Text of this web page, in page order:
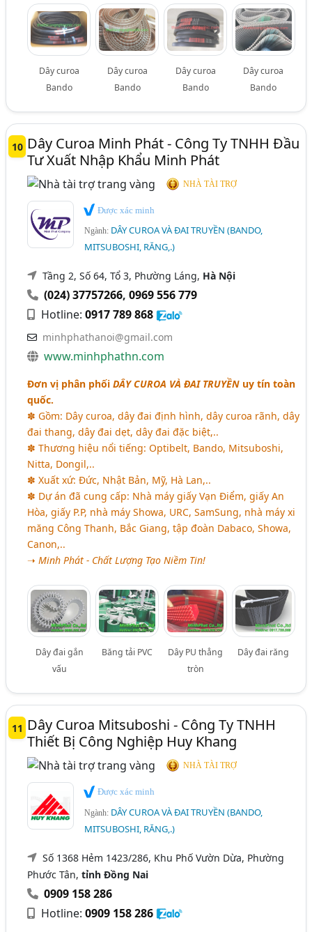
Dây curoa
Bando
Dây curoa
Bando
Dây curoa
Bando
Dây curoa
Bando
10 Dây Curoa Minh Phát - Công Ty TNHH Đầu
Tư Xuất Nhập Khẩu Minh Phát
NHÀ TÀI TRỢ
Được xác minh
Ngành: DÂY CUROA VÀ ĐAI TRUYỀN (BANDO,
MITSUBOSHI, RĂNG,.)
Tầng 2, Số 64, Tổ 3, Phường Láng, Hà Nội
(024) 37757266,0969 556 779
Hotline:0917 789 868
minhphathanoi@gmail.com
www.minhphathn.com
Đơn vị phân phốiDÂY CUROA VÀ ĐAI TRUYỀN uy tín toàn
quốc.
✽ Gồm: Dây curoa, dây đai định hình, dây curoa rãnh, dây
đai thang, dây đai dẹt, dây đai đặc biệt,..
✽ Thương hiệu nổi tiếng: Optibelt, Bando, Mitsuboshi,
Nitta, Dongil,..
✽ Xuất xứ: Đức, Nhật Bản, Mỹ, Hà Lan,..
✽ Dự án đã cung cấp: Nhà máy giấy Vạn Điểm, giấy An
Hòa, giấy P.P, nhà máy Showa, URC, SamSung, nhà máy xi
măng Công Thanh, Bắc Giang, tập đoàn Dabaco, Showa,
Canon,..
➝Minh Phát - Chất Lượng Tạo Niềm Tin!
Dây đai gắn
vấu
Băng tải PVC
Dây PU thẳng
tròn
Dây đai răng
11 Dây Curoa Mitsuboshi - Công Ty TNHH
Thiết Bị Công Nghiệp Huy Khang
NHÀ TÀI TRỢ
Được xác minh
Ngành: DÂY CUROA VÀ ĐAI TRUYỀN (BANDO,
MITSUBOSHI, RĂNG,.)
Số 1368 Hẻm 1423/286, Khu Phố Vườn Dừa, Phường
Phước Tân,tỉnh Đồng Nai
0909 158 286
Hotline:0909 158 286